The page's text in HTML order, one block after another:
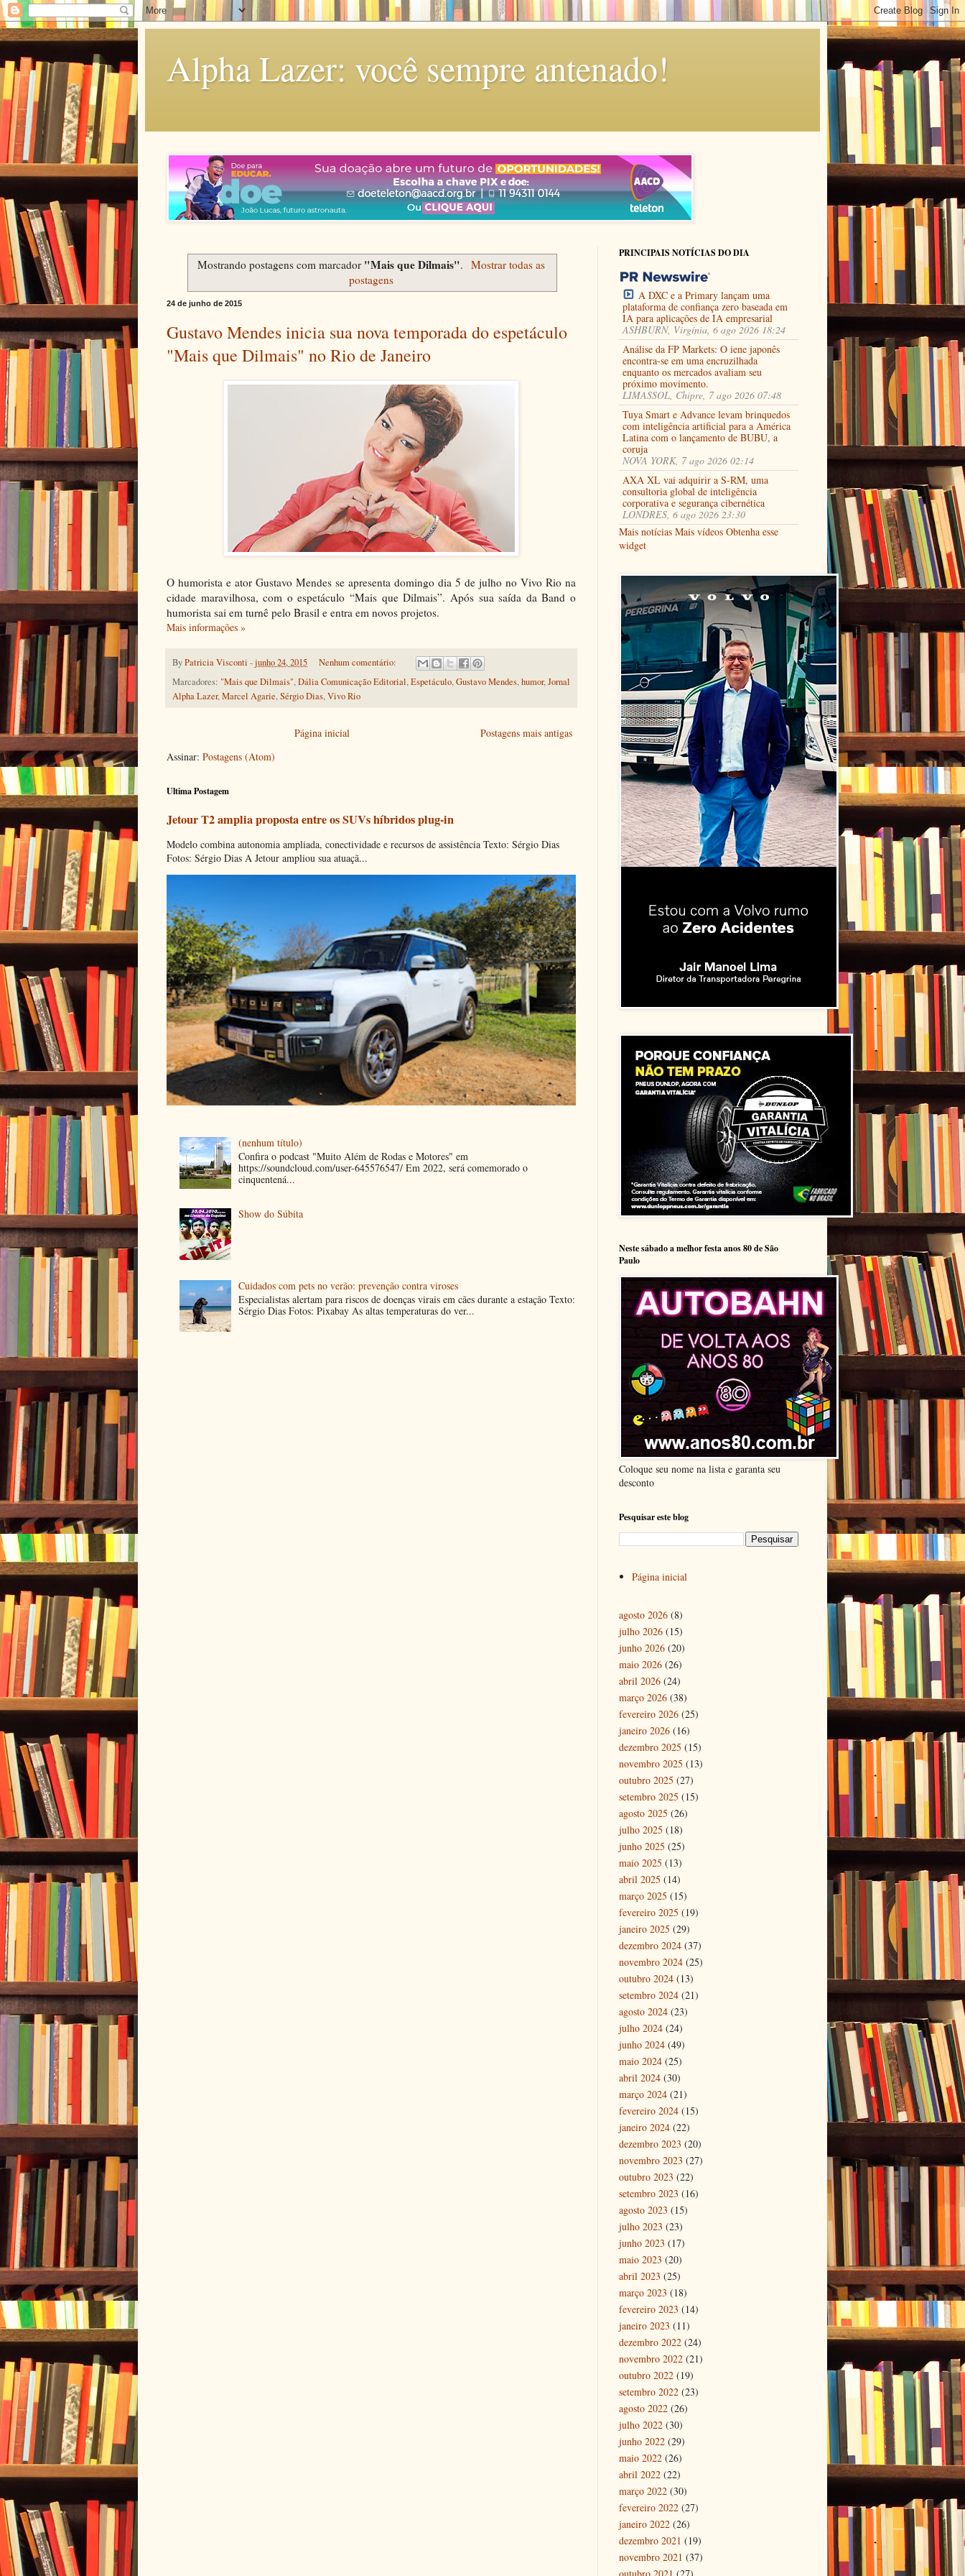
Alpha Lazer: você sempre antenado!
Mostrando postagens com marcador "Mais que Dilmais". Mostrar todas as
postagens
24 de junho de 2015
Gustavo Mendes inicia sua nova temporada do espetáculo
"Mais que Dilmais" no Rio de Janeiro
O humorista e ator Gustavo Mendes se apresenta domingo dia 5 de julho no Vivo Rio na
cidade maravilhosa, com o espetáculo “Mais que Dilmais”. Após sua saída da Band o
humorista sai em turnê pelo Brasil e entra em novos projetos.
Mais informações »
ByPatricia Visconti -junho 24, 2015
Nenhum comentário:
Marcadores: "Mais que Dilmais",Dália Comunicação Editorial,Espetáculo,Gustavo Mendes,humor,Jornal
Alpha Lazer,Marcel Agarie,Sérgio Dias,Vivo Rio
Postagens mais antigas
Página inicial
Assinar: Postagens (Atom)
Ultima Postagem
Jetour T2 amplia proposta entre os SUVs híbridos plug-in
Modelo combina autonomia ampliada, conectividade e recursos de assistência Texto: Sérgio Dias
Fotos: Sérgio Dias A Jetour ampliou sua atuaçã...
(nenhum título)
Confira o podcast "Muito Além de Rodas e Motores" em
https://soundcloud.com/user-645576547/ Em 2022, será comemorado o
cinquentená...
Show do Súbita
Cuidados com pets no verão: prevenção contra viroses
Especialistas alertam para riscos de doenças virais em cães durante a estação Texto:
Sérgio Dias Fotos: Pixabay As altas temperaturas do ver...
PRINCIPAIS NOTÍCIAS DO DIA
A DXC e a Primary lançam uma
plataforma de confiança zero baseada em
IA para aplicações de IA empresarial
ASHBURN, Virgínia, 6 ago 2026 18:24
Análise da FP Markets: O iene japonês
encontra-se em uma encruzilhada
enquanto os mercados avaliam seu
próximo movimento.
LIMASSOL, Chipre, 7 ago 2026 07:48
Tuya Smart e Advance levam brinquedos
com inteligência artificial para a América
Latina com o lançamento de BUBU, a
coruja
NOVA YORK, 7 ago 2026 02:14
AXA XL vai adquirir a S-RM, uma
consultoria global de inteligência
corporativa e segurança cibernética
LONDRES, 6 ago 2026 23:30
Mais notícias Mais vídeos Obtenha esse
widget
Neste sábado a melhor festa anos 80 de São
Paulo
Coloque seu nome na lista e garanta seu
desconto
Pesquisar este blog
Página inicial
agosto 2026 (8)
julho 2026 (15)
junho 2026 (20)
maio 2026 (26)
abril 2026 (24)
março 2026 (38)
fevereiro 2026 (25)
janeiro 2026 (16)
dezembro 2025 (15)
novembro 2025 (13)
outubro 2025 (27)
setembro 2025 (15)
agosto 2025 (26)
julho 2025 (18)
junho 2025 (25)
maio 2025 (13)
abril 2025 (14)
março 2025 (15)
fevereiro 2025 (19)
janeiro 2025 (29)
dezembro 2024 (37)
novembro 2024 (25)
outubro 2024 (13)
setembro 2024 (21)
agosto 2024 (23)
julho 2024 (24)
junho 2024 (49)
maio 2024 (25)
abril 2024 (30)
março 2024 (21)
fevereiro 2024 (15)
janeiro 2024 (22)
dezembro 2023 (20)
novembro 2023 (27)
outubro 2023 (22)
setembro 2023 (16)
agosto 2023 (15)
julho 2023 (23)
junho 2023 (17)
maio 2023 (20)
abril 2023 (25)
março 2023 (18)
fevereiro 2023 (14)
janeiro 2023 (11)
dezembro 2022 (24)
novembro 2022 (21)
outubro 2022 (19)
setembro 2022 (23)
agosto 2022 (26)
julho 2022 (30)
junho 2022 (29)
maio 2022 (26)
abril 2022 (22)
março 2022 (30)
fevereiro 2022 (27)
janeiro 2022 (26)
dezembro 2021 (19)
novembro 2021 (37)
outubro 2021 (27)